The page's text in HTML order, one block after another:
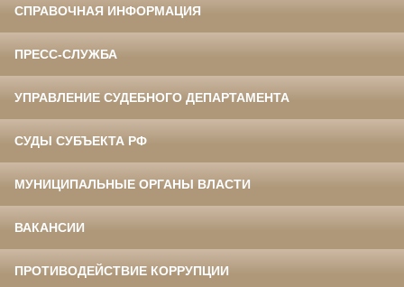
СПРАВОЧНАЯ ИНФОРМАЦИЯ
ПРЕСС-СЛУЖБА
УПРАВЛЕНИЕ СУДЕБНОГО ДЕПАРТАМЕНТА
СУДЫ СУБЪЕКТА РФ
МУНИЦИПАЛЬНЫЕ ОРГАНЫ ВЛАСТИ
ВАКАНСИИ
ПРОТИВОДЕЙСТВИЕ КОРРУПЦИИ